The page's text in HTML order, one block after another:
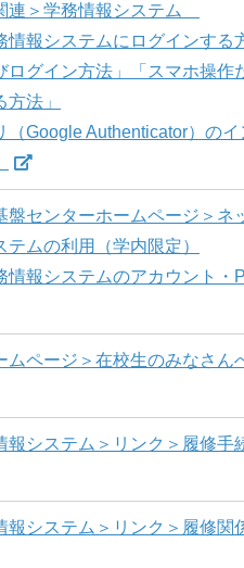
連＞学務情報システム
情報システムにログインする
ログイン方法」「スマホ操作
法」
Google Authenticator）のイ
盤センターホームページ＞ネ
テムの利用（学内限定）
報システムのアカウント・
ムページ＞在校生のみなさん
報システム＞リンク＞履修手
報システム＞リンク＞履修関